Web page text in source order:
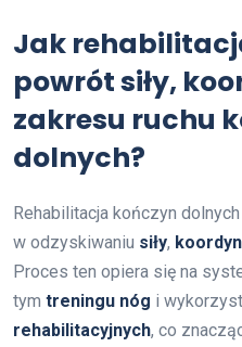
Jak
powrót siły,
zakresu ruchu
dolnych?
Rehabilitacja kończyn
w odzyskiwaniu siły,
Proces ten opiera się na
tym treningu nóg i
rehabilitacyjnych, co